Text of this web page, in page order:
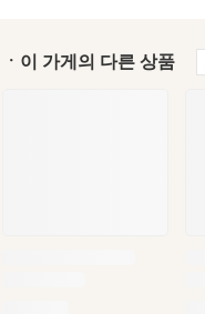
ㆍ이 가게의 다른 상품